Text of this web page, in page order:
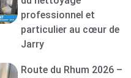
professionnel et
particulier au cœur de
Jarry
Route du Rhum 2026 –